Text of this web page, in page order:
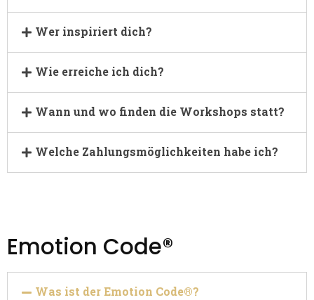
Wer inspiriert dich?
Wie erreiche ich dich?
Wann und wo finden die Workshops statt?
Welche Zahlungsmöglichkeiten habe ich?
Emotion Code®
Was ist der Emotion Code®?